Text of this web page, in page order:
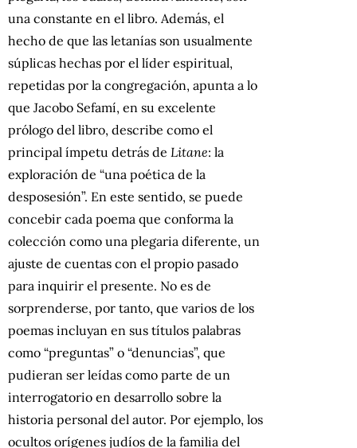
una constante en el libro. Además, el
hecho de que las letanías son usualmente
súplicas hechas por el líder espiritual,
repetidas por la congregación, apunta a lo
que Jacobo Sefamí, en su excelente
prólogo del libro, describe como el
principal ímpetu detrás de Litane: la
exploración de “una poética de la
desposesión”. En este sentido, se puede
concebir cada poema que conforma la
colección como una plegaria diferente, un
ajuste de cuentas con el propio pasado
para inquirir el presente. No es de
sorprenderse, por tanto, que varios de los
poemas incluyan en sus títulos palabras
como “preguntas” o “denuncias”, que
pudieran ser leídas como parte de un
interrogatorio en desarrollo sobre la
historia personal del autor. Por ejemplo, los
ocultos orígenes judíos de la familia del